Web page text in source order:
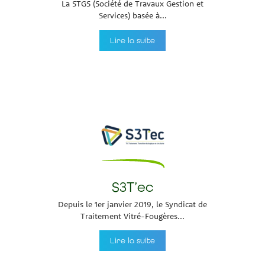
La STGS (Société de Travaux Gestion et
Services) basée à...
Lire la suite
S3T’ec
Depuis le 1er janvier 2019, le Syndicat de
Traitement Vitré-Fougères...
Lire la suite